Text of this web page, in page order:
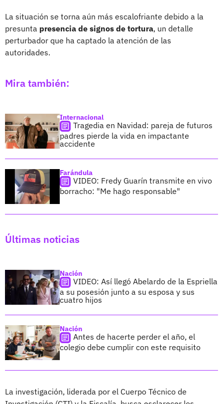
La situación se torna aún más escalofriante debido a la
presunta presencia de signos de tortura, un detalle
perturbador que ha captado la atención de las
autoridades.
Mira también:
Internacional
Tragedia en Navidad: pareja de futuros
padres pierde la vida en impactante
accidente
Farándula
VIDEO: Fredy Guarín transmite en vivo
borracho: "Me hago responsable"
Últimas noticias
Nación
VIDEO: Así llegó Abelardo de la Espriella
a su posesión junto a su esposa y sus
cuatro hijos
Nación
Antes de hacerte perder el año, el
colegio debe cumplir con este requisito
La investigación, liderada por el Cuerpo Técnico de